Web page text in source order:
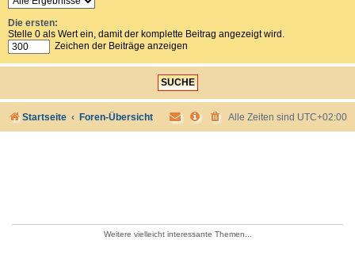
Die ersten:
Stelle 0 als Wert ein, damit der komplette Beitrag angezeigt wird.
Zeichen der Beiträge anzeigen
Startseite Foren-Übersicht Alle Zeiten sind UTC+02:00
Weitere vielleicht interessante Themen...